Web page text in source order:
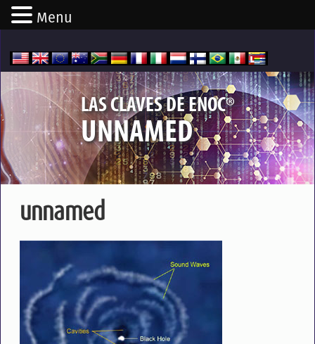
LAS CLAVES DE ENOC®
UNNAMED
unnamed
Menu